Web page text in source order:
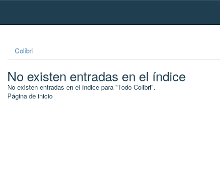
Skip
Colibri
No existen entradas en el índice
No existen entradas en el índice para "Todo Colibri".
Página de inicio